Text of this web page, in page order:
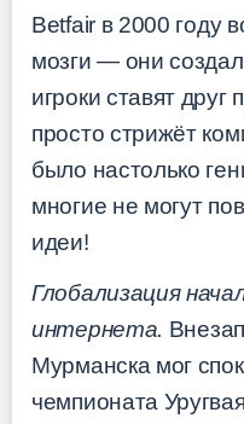
Betfair в 2000 году
мозги — они
игроки ставят друг
просто стрижёт
было настолько
многие не могут
идеи!
Глобализация
интернета.
Мурманска мог
чемпионата